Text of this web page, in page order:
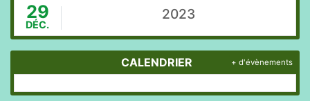
29
DÉC.
2023
CALENDRIER + d'évènements